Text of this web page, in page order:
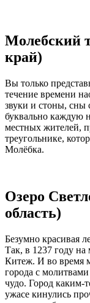
Молебский
край)
Вы только
течение времени
звуки и стоны, сны
буквально каждую
местных жителей,
треугольнике,
Молёбка.
Озеро
область)
Безумно красивая
Так, в 1237 году на
Китеж. И во время
города с
чудо. Город каким-
ужасе кинулись